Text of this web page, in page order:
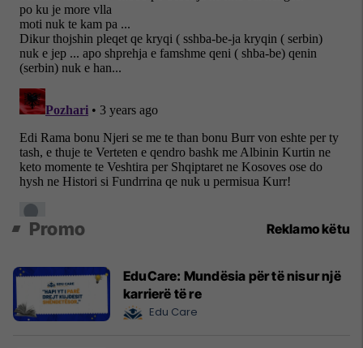
Promo Reklamo këtu
EduCare: Mundësia për të nisur një
karrierë të re
Edu Care